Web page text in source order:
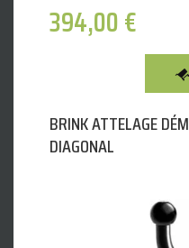
394,00€
BRINK ATTELAGE
DIAGONAL